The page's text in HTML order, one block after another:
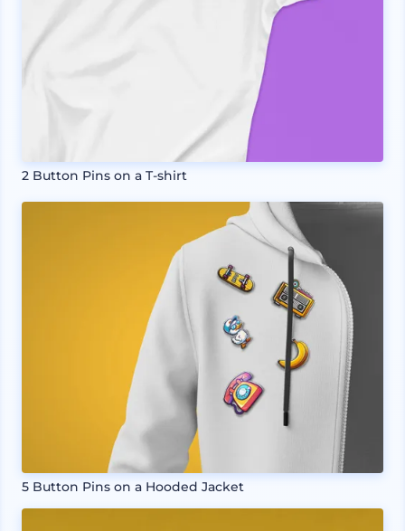
2 Button Pins on a T-shirt
5 Button Pins on a Hooded Jacket